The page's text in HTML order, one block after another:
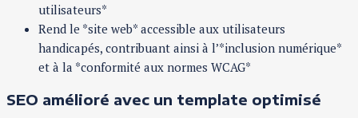
utilisateurs*
Rend le *site web* accessible aux utilisateurs
handicapés, contribuant ainsi à l’*inclusion numérique*
et à la *conformité aux normes WCAG*
SEO amélioré avec un template optimisé